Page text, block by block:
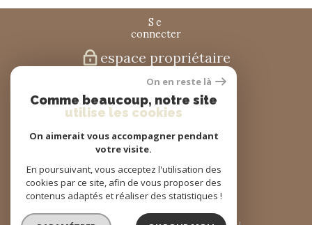
se
connecter
espace propriétaire
nous
suivre
adhérons
© 2026 | Tous droits réservés | Traduction powered by Google |
On en reste là
Comme beaucoup, notre site
utilise les cookies
On aimerait vous accompagner pendant
votre visite.
En poursuivant, vous acceptez l'utilisation des
cookies par ce site, afin de vous proposer des
contenus adaptés et réaliser des statistiques !